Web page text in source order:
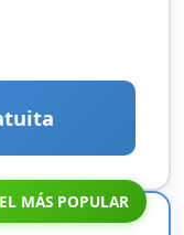
MÁS POPULAR